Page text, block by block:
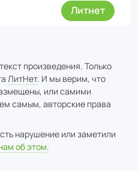
Литнет
произведения. Только
ЛитНет. И мы верим, что
или самими
самым, авторские права
нарушение или заметили
об этом.